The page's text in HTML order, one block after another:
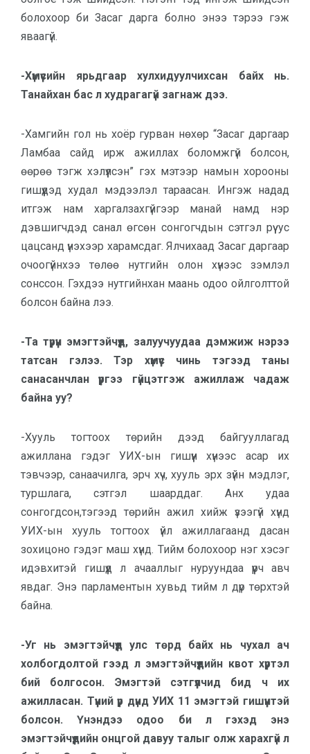
болохоор би Засаг дарга болно энээ тэрээ гэж
яваагүй.
-Хүмүүсийн ярьдгаар хулхидуулчихсан байх нь.
Танайхан бас л худрагагүй загнаж дээ.
-Хамгийн гол нь хоёр гурван нөхөр “Засаг даргаар
Ламбаа сайд ирж ажиллах боломжгүй болсон,
өөрөө тэгж хэлүүлсэн” гэх мэтээр намын хорооны
гишүүдэд худал мэдээлэл тараасан. Ингэж надад
итгэж нам харгалзахгүйгээр манай намд нэр
дэвшигчдэд санал өгсөн сонгогчдын сэтгэл рүү ус
цацсанд үнэхээр харамсдаг. Ялчихаад Засаг даргаар
очоогүйнхээ төлөө нутгийн олон хүнээс зэмлэл
сонссон. Гэхдээ нутгийнхан маань одоо ойлголттой
болсон байна лээ.
-Та түрүүн эмэгтэйчүүд, залуучуудаа дэмжиж нэрээ
татсан гэлээ. Тэр хүмүүс чинь тэгээд таны
санасанчлан үүргээ гүйцэтгэж ажиллаж чадаж
байна уу?
-Хууль тогтоох төрийн дээд байгууллагад
ажиллана гэдэг УИХ-ын гишүүн хүнээс асар их
тэвчээр, санаачилга, эрч хүч, хууль эрх зүйн мэдлэг,
туршлага, сэтгэл шаарддаг. Анх удаа
сонгогдсон,тэгээд төрийн ажил хийж үзээгүй хүнд
УИХ-ын хууль тогтоох үйл ажиллагаанд дасан
зохицоно гэдэг маш хүнд. Тийм болохоор нэг хэсэг
идэвхитэй гишүүд л ачааллыг нуруундаа үүрч авч
явдаг. Энэ парламентын хувьд тийм л дүр төрхтэй
байна.
-Уг нь эмэгтэйчүүд улс төрд байх нь чухал ач
холбогдолтой гээд л эмэгтэйчүүдийн квот хүртэл
бий болгосон. Эмэгтэй сэтгүүлчид бид ч их
ажилласан. Түүний үр дүнд УИХ 11 эмэгтэй гишүүнтэй
болсон. Үнэндээ одоо би л гэхэд энэ
эмэгтэйчүүдийн онцгой давуу талыг олж харахгүй л